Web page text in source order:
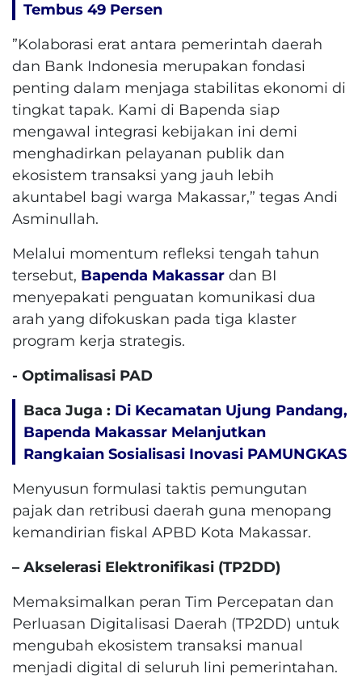
Tembus 49 Persen
​”Kolaborasi erat antara pemerintah daerah
dan Bank Indonesia merupakan fondasi
penting dalam menjaga stabilitas ekonomi di
tingkat tapak. Kami di Bapenda siap
mengawal integrasi kebijakan ini demi
menghadirkan pelayanan publik dan
ekosistem transaksi yang jauh lebih
akuntabel bagi warga Makassar,” tegas Andi
Asminullah.
​Melalui momentum refleksi tengah tahun
tersebut, Bapenda Makassar dan BI
menyepakati penguatan komunikasi dua
arah yang difokuskan pada tiga klaster
program kerja strategis.
​- Optimalisasi PAD
Baca Juga : Di Kecamatan Ujung Pandang,
Bapenda Makassar Melanjutkan
Rangkaian Sosialisasi Inovasi PAMUNGKAS
Menyusun formulasi taktis pemungutan
pajak dan retribusi daerah guna menopang
kemandirian fiskal APBD Kota Makassar.
– ​Akselerasi Elektronifikasi (TP2DD)
Memaksimalkan peran Tim Percepatan dan
Perluasan Digitalisasi Daerah (TP2DD) untuk
mengubah ekosistem transaksi manual
menjadi digital di seluruh lini pemerintahan.